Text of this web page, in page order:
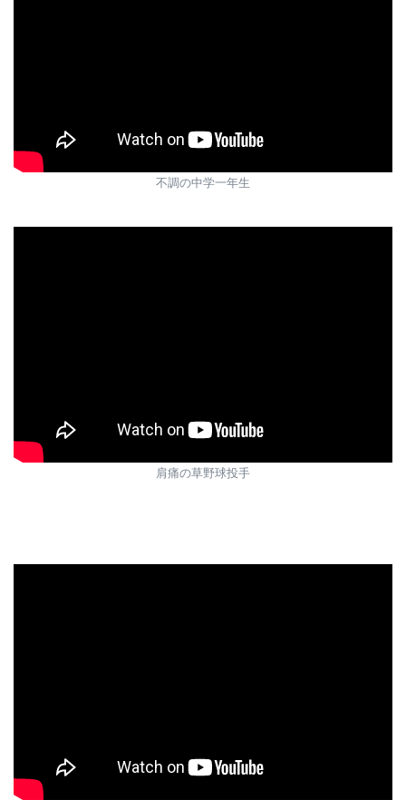
不調の中学一年生
肩痛の草野球投手